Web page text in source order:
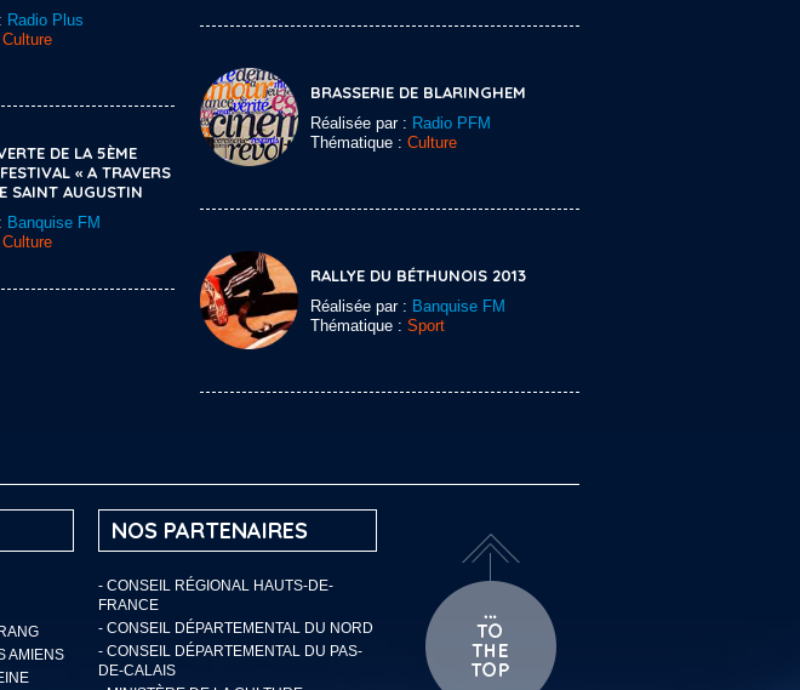
Radio Plus
Culture
DE LA 5ÈME
« A TRAVERS
SAINT AUGUSTIN
Banquise FM
Culture
BRASSERIE DE BLARINGHEM
Réalisée par : Radio PFM
Thématique : Culture
RALLYE DU BÉTHUNOIS 2013
Réalisée par : Banquise FM
Thématique : Sport
AMIENS
NOS PARTENAIRES
- CONSEIL RÉGIONAL HAUTS-DE-
FRANCE
- CONSEIL DÉPARTEMENTAL DU NORD
- CONSEIL DÉPARTEMENTAL DU PAS-
DE-CALAIS